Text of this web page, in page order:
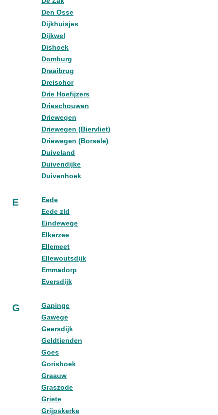
Den Osse
Dijkhuisjes
Dijkwel
Dishoek
Domburg
Draaibrug
Dreischor
Drie Hoefijzers
Drieschouwen
Driewegen
Driewegen (Biervliet)
Driewegen (Borsele)
Duiveland
Duivendijke
Duivenhoek
E
Eede
Eede zld
Eindewege
Elkerzee
Ellemeet
Ellewoutsdijk
Emmadorp
Eversdijk
G
Gapinge
Gawege
Geersdijk
Geldtienden
Goes
Gorishoek
Graauw
Graszode
Griete
Grijpskerke